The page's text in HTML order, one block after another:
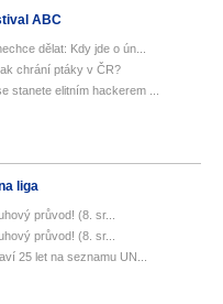
ABC
dělat: Kdy jde o ún...
chrání ptáky v ČR?
stanete elitním hackerem ...
liga
průvod! (8. sr...
průvod! (8. sr...
25 let na seznamu UN...